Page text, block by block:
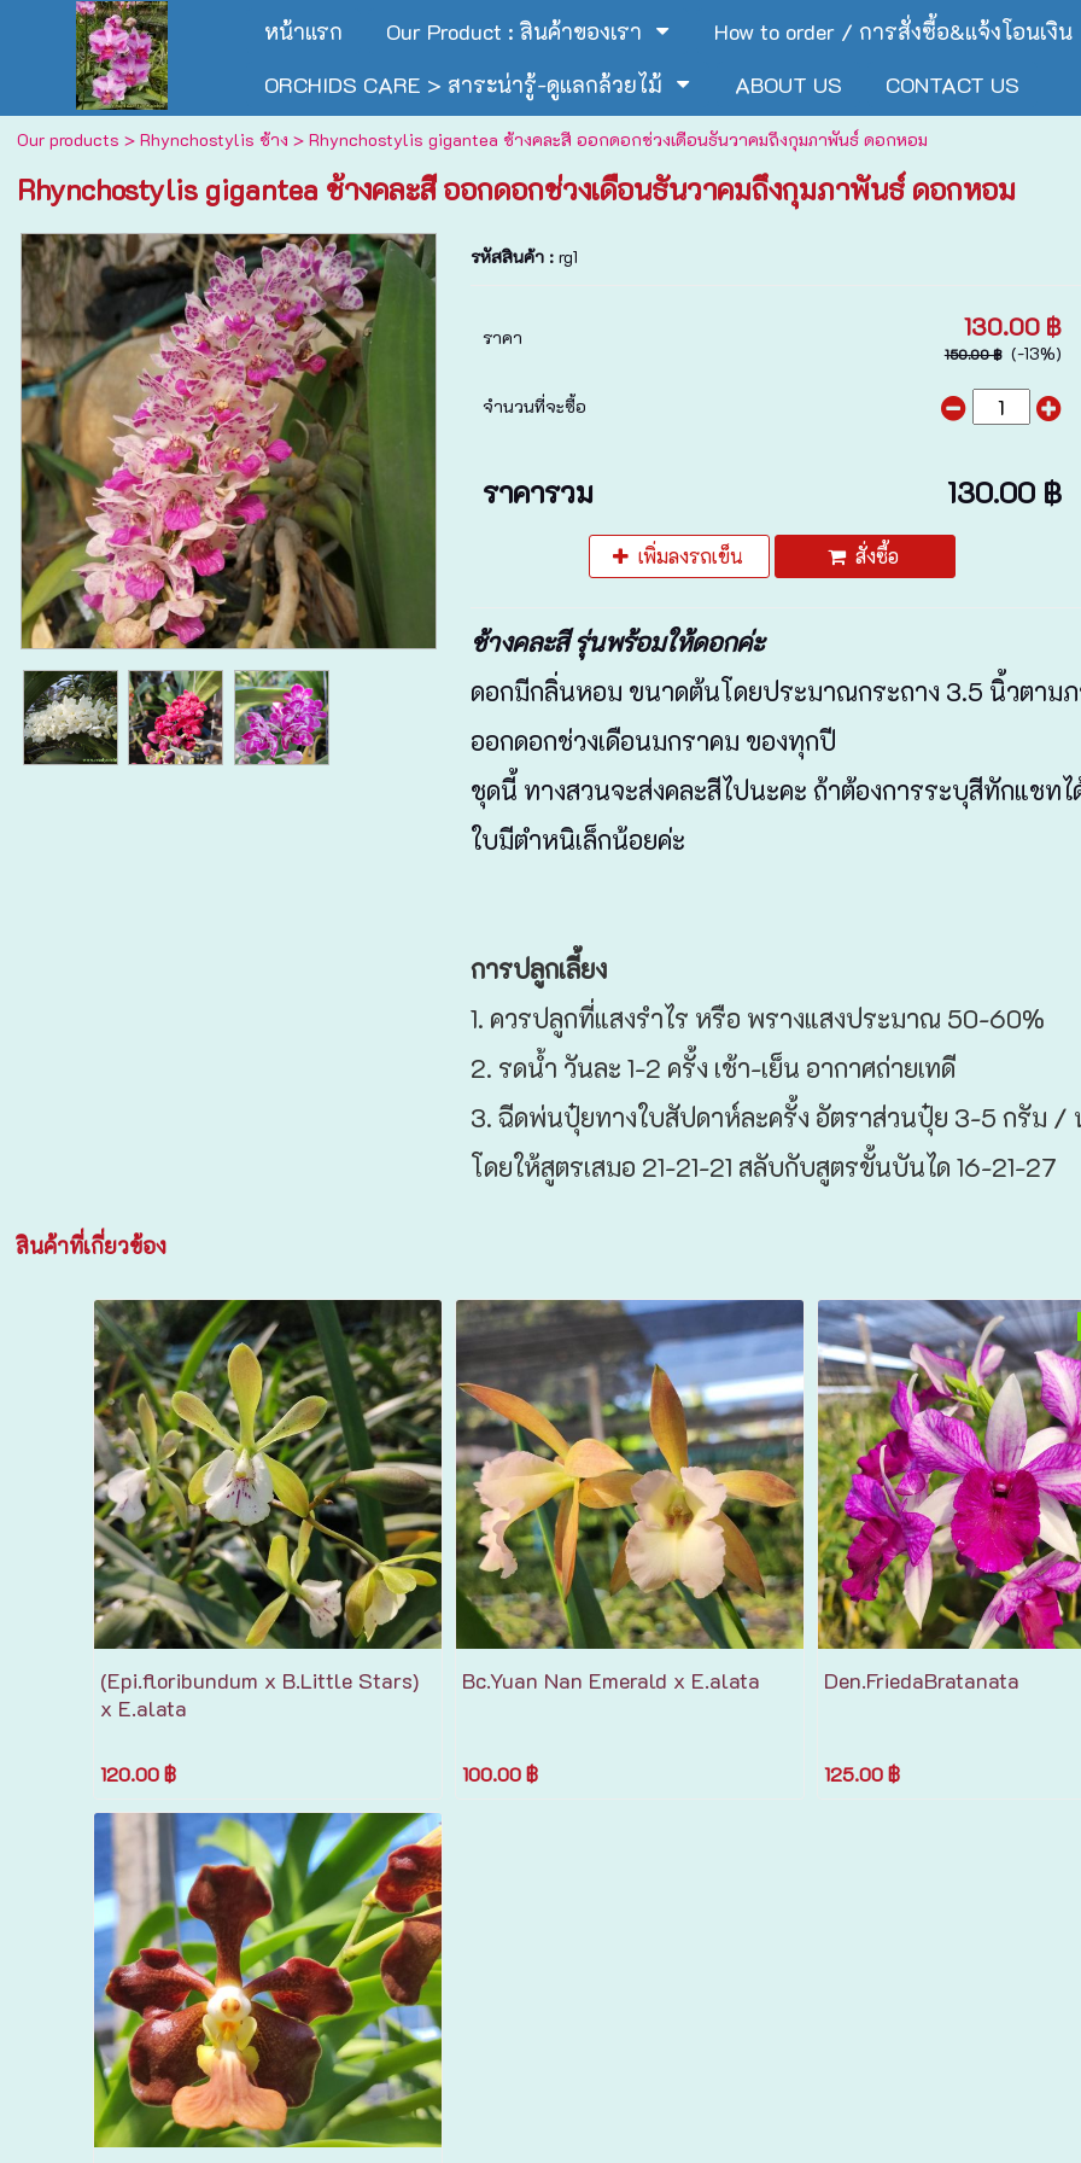
หน้าแรก Our Product : สินค้าของเรา
How to order / การสั่งซื้อ&แจ้งโอนเงิน
ORCHIDS CARE > สาระน่ารู้-ดูแลกล้วยไม้
ABOUT US CONTACT US
Our products > Rhynchostylis ช้าง > Rhynchostylis gigantea ช้างคละสี ออกดอกช่วงเดือนธันวาคมถึงกุมภาพันธ์ ดอกหอม
Rhynchostylis gigantea ช้างคละสี ออกดอกช่วงเดือนธันวาคมถึงกุมภาพันธ์ ดอกหอม
รหัสสินค้า : rg1
ราคา 130.00 ฿
150.00 ฿ (-13%)
จำนวนที่จะซื้อ
ราคารวม 130.00 ฿
เพิ่มลงรถเข็น สั่งซื้อ
ช้างคละสี รุ่นพร้อมให้ดอกค่ะ
ดอกมีกลิ่นหอม ขนาดต้นโดยประมาณกระถาง 3.5 นิ้วตาม
ออกดอกช่วงเดือนมกราคม ของทุกปี
ชุดนี้ ทางสวนจะส่งคละสีไปนะคะ ถ้าต้องการระบุสีทักแชทไ
ใบมีตำหนิเล็กน้อยค่ะ
การปลูกเลี้ยง
1. ควรปลูกที่แสงรำไร หรือ พรางแสงประมาณ 50-60%
2. รดน้ำ วันละ 1-2 ครั้ง เช้า-เย็น อากาศถ่ายเทดี
3. ฉีดพ่นปุ๋ยทางใบสัปดาห์ละครั้ง อัตราส่วนปุ๋ย 3-5 กรัม /
โดยให้สูตรเสมอ 21-21-21 สลับกับสูตรขั้นบันได 16-21-27
สินค้าที่เกี่ยวข้อง
(Epi.floribundum x B.Little Stars)​
x​ E.alata
120.00 ฿
Bc.Yuan​ Nan​ Emerald​ x​ E.alata​
100.00 ฿
Den.FriedaBratanata
125.00 ฿